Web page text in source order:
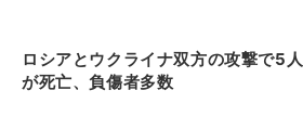
ロシアとウクライナ双方の攻撃で5人
が死亡、負傷者多数